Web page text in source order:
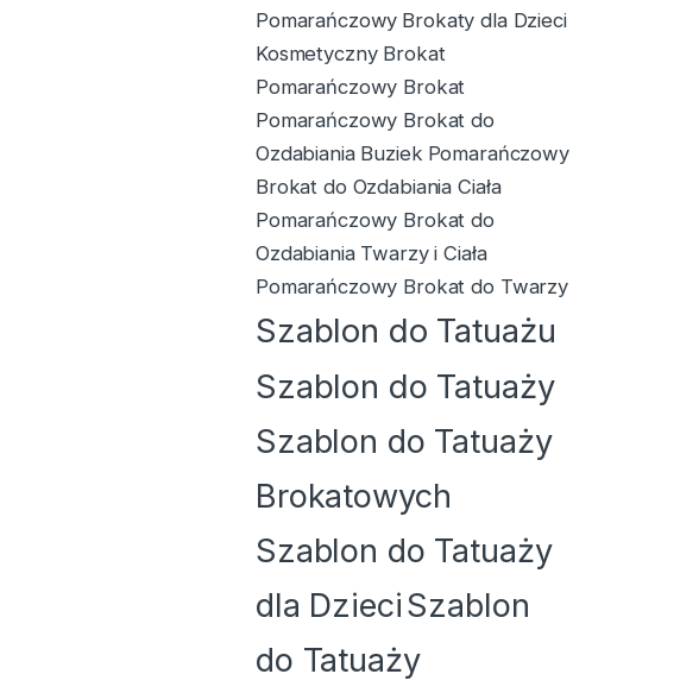
Pomarańczowy Brokaty dla Dzieci
Kosmetyczny Brokat
Pomarańczowy Brokat
Pomarańczowy Brokat do
Ozdabiania Buziek Pomarańczowy
Brokat do Ozdabiania Ciała
Pomarańczowy Brokat do
Ozdabiania Twarzy i Ciała
Pomarańczowy Brokat do Twarzy
Szablon do Tatuażu
Szablon do Tatuaży
Szablon do Tatuaży
Brokatowych
Szablon do Tatuaży
dla DzieciSzablon
do Tatuaży